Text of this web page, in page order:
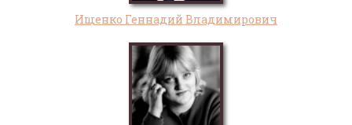
Ищенко Геннадий Владимирович